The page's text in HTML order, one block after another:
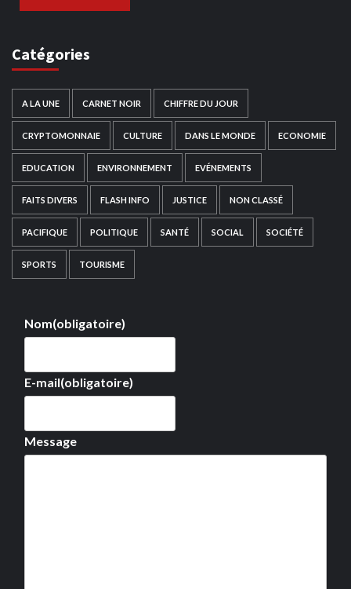
Catégories
A LA UNE CARNET NOIR CHIFFRE DU JOUR
CRYPTOMONNAIE CULTURE DANS LE MONDE ECONOMIE
EDUCATION ENVIRONNEMENT EVÉNEMENTS
FAITS DIVERS FLASH INFO JUSTICE NON CLASSÉ
PACIFIQUE POLITIQUE SANTÉ SOCIAL SOCIÉTÉ
SPORTS TOURISME
Nom(obligatoire)
E-mail(obligatoire)
Message